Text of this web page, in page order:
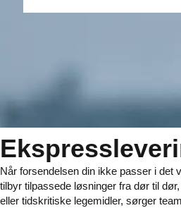
Når forsendelsen din ikke passer i det
tilbyr tilpassede løsninger fra dør til
eller tidskritiske legemidler, sørger